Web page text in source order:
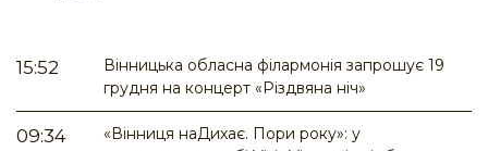
15:52
Вінницька обласна філармонія запрошує 19
грудня на концерт «Різдвяна ніч»
09:34
«Вінниця наДихає. Пори року»: у